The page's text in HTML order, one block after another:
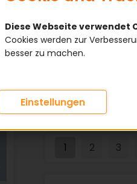
Sicherung
KATEGORIE
1 2 3
Diese Webseite verwendet
Cookies werden zur
besser zu machen.
Einstellungen